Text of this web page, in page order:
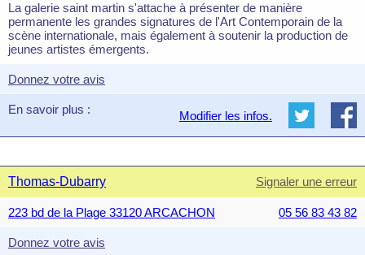
La galerie saint martin s'attache à présenter de manière
permanente les grandes signatures de l'Art Contemporain de la
scène internationale, mais également à soutenir la production de
jeunes artistes émergents.
Donnez votre avis
En savoir plus : Modifier les infos.
Thomas-Dubarry Signaler une erreur
223 bd de la Plage 33120 ARCACHON 05 56 83 43 82
Donnez votre avis